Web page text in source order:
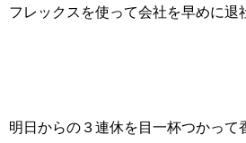
フレックスを使って会社を早めに退
明日からの３連休を目一杯つかって